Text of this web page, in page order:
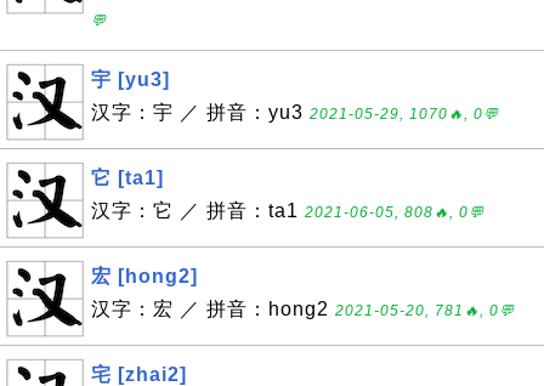
💬
宇 [yu3]
汉字：宇 ／ 拼音：yu3 2021-05-29, 1070🔥, 0💬
它 [ta1]
汉字：它 ／ 拼音：ta1 2021-06-05, 808🔥, 0💬
宏 [hong2]
汉字：宏 ／ 拼音：hong2 2021-05-20, 781🔥, 0💬
宅 [zhai2]